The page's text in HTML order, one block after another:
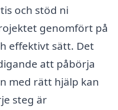
och stöd ni
genomfört på
effektivt sätt. Det
att påbörja
med rätt hjälp kan
steg är